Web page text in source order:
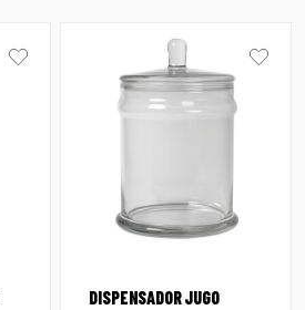
DISPENSADOR JUGO